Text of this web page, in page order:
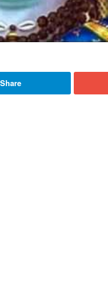
Share